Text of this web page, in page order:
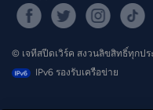
© เจทีสปีดเวิร์ค สงวนลิขสิทธิ์ทุกปร
IPv6 รองรับเครือข่าย